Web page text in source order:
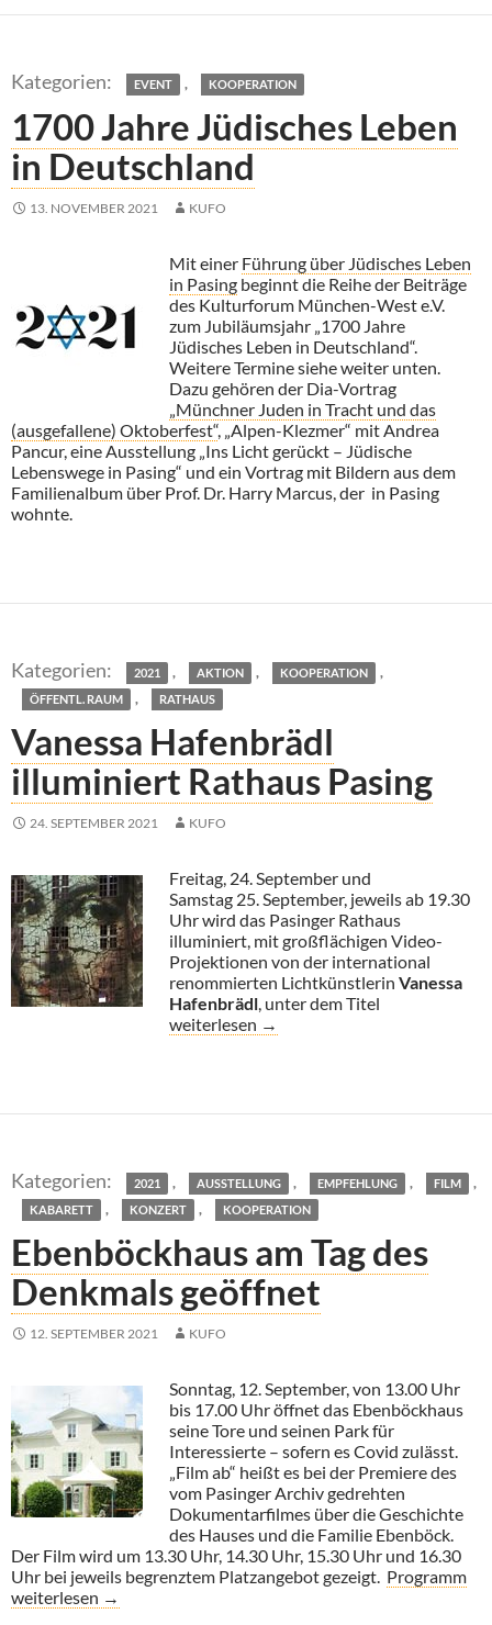
EVENT , KOOPERATION
1700 Jahre Jüdisches Leben
in Deutschland
13. NOVEMBER 2021 KUFO
Mit einer Führung über Jüdisches Leben
in Pasing beginnt die Reihe der Beiträge
des Kulturforum München-West e.V.
zum Jubiläumsjahr „1700 Jahre
Jüdisches Leben in Deutschland“.
Weitere Termine siehe weiter unten.
Dazu gehören der Dia-Vortrag
„Münchner Juden in Tracht und das
(ausgefallene) Oktoberfest“, „Alpen-Klezmer“ mit Andrea
Pancur, eine Ausstellung „Ins Licht gerückt – Jüdische
Lebenswege in Pasing“ und ein Vortrag mit Bildern aus dem
Familienalbum über Prof. Dr. Harry Marcus, der in Pasing
wohnte.
2021 , AKTION , KOOPERATION ,
ÖFFENTL. RAUM , RATHAUS
Vanessa Hafenbrädl
illuminiert Rathaus Pasing
24. SEPTEMBER 2021 KUFO
Freitag, 24. September und
Samstag 25. September, jeweils ab 19.30
Uhr wird das Pasinger Rathaus
illuminiert, mit großflächigen Video-
Projektionen von der international
renommierten Lichtkünstlerin Vanessa
Hafenbrädl, unter dem Titel
Vanessa Hafenbrädl illuminiert Rathaus
weiterlesen →
2021 , AUSSTELLUNG , EMPFEHLUNG , FILM ,
KABARETT , KONZERT , KOOPERATION
Ebenböckhaus am Tag des
Denkmals geöffnet
12. SEPTEMBER 2021 KUFO
Sonntag, 12. September, von 13.00 Uhr
bis 17.00 Uhr öffnet das Ebenböckhaus
seine Tore und seinen Park für
Interessierte – sofern es Covid zulässt.
„Film ab“ heißt es bei der Premiere des
vom Pasinger Archiv gedrehten
Dokumentarfilmes über die Geschichte
des Hauses und die Familie Ebenböck.
Der Film wird um 13.30 Uhr, 14.30 Uhr, 15.30 Uhr und 16.30
Uhr bei jeweils begrenztem Platzangebot gezeigt. Programm
Ebenböckhaus am Tag des Denkmals geöffnet
weiterlesen →